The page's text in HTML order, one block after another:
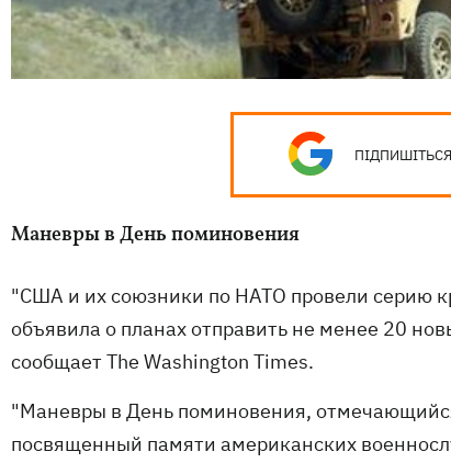
ПІДПИШІТЬСЯ
Маневры в День поминовения
"США и их союзники по НАТО провели серию
объявила о планах отправить не менее 20
сообщает The Washington Times.
"Маневры в День поминовения,
посвященный памяти американских